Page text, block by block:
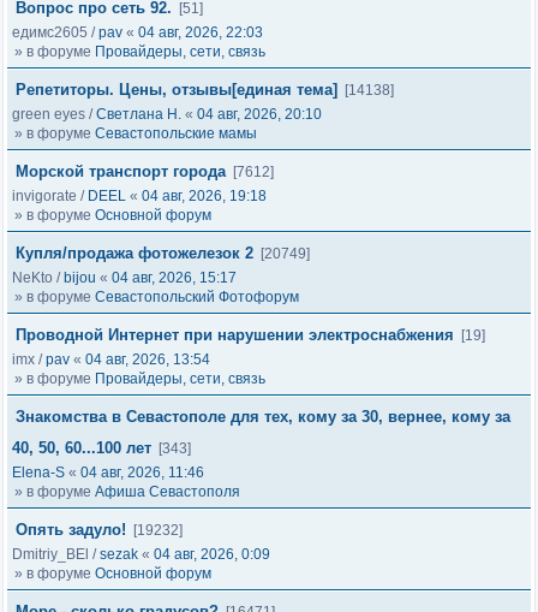
Вопрос про сеть 92.
[51]
едимс2605 /pav « 04 авг, 2026, 22:03
» в форуме Провайдеры, сети, связь
Репетиторы. Цены, отзывы[единая тема]
[14138]
green eyes /Светлана Н. « 04 авг, 2026, 20:10
» в форуме Севастопольские мамы
Морской транспорт города [7612]
invigorate / DEEL « 04 авг, 2026, 19:18
» в форуме Основной форум
Купля/продажа фотожелезок 2 [20749]
NeKto / bijou « 04 авг, 2026, 15:17
» в форуме Севастопольский Фотофорум
Проводной Интернет при нарушении электроснабжения
[19]
imx /pav « 04 авг, 2026, 13:54
» в форуме Провайдеры, сети, связь
Знакомства в Севастополе для тех, кому за 30, вернее, кому за
40, 50, 60...100 лет [343]
Elena-S « 04 авг, 2026, 11:46
» в форуме Афиша Севастополя
Опять задуло!
[19232]
Dmitriy_BEl /sezak « 04 авг, 2026, 0:09
» в форуме Основной форум